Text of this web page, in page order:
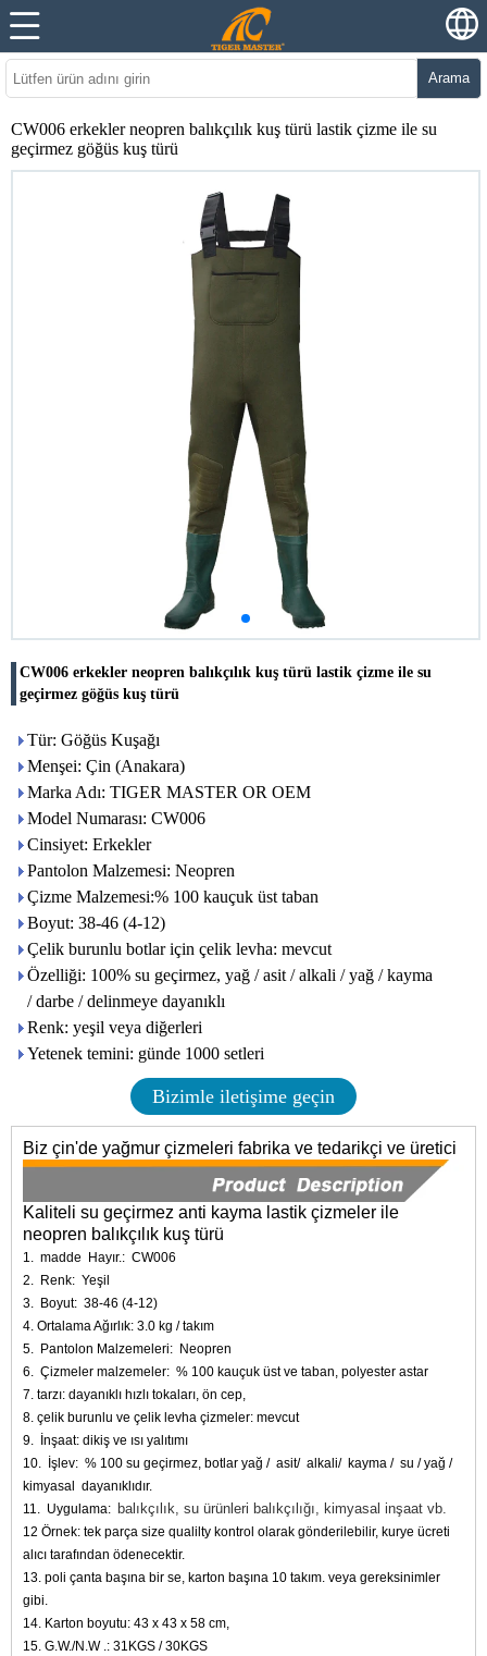
Arama
CW006 erkekler neopren balıkçılık kuş türü lastik çizme ile su
geçirmez göğüs kuş türü
CW006 erkekler neopren balıkçılık kuş türü lastik çizme ile su
geçirmez göğüs kuş türü
Tür: Göğüs Kuşağı
Menşei: Çin (Anakara)
Marka Adı: TIGER MASTER OR OEM
Model Numarası: CW006
Cinsiyet: Erkekler
Pantolon Malzemesi: Neopren
Çizme Malzemesi:% 100 kauçuk üst taban
Boyut: 38-46 (4-12)
Çelik burunlu botlar için çelik levha: mevcut
Özelliği: 100% su geçirmez, yağ / asit / alkali / yağ / kayma
/ darbe / delinmeye dayanıklı
Renk: yeşil veya diğerleri
Yetenek temini: günde 1000 setleri
Bizimle iletişime geçin
Biz çin'de yağmur çizmeleri fabrika ve tedarikçi ve üretici
Kaliteli su geçirmez anti kayma lastik çizmeler ile
neopren balıkçılık kuş türü
1. madde Hayır.: CW006
2. Renk: Yeşil
3. Boyut: 38-46 (4-12)
4. Ortalama Ağırlık: 3.0 kg / takım
5. Pantolon Malzemeleri: Neopren
6. Çizmeler malzemeler: % 100 kauçuk üst ve taban, polyester astar
7. tarzı: dayanıklı hızlı tokaları, ön cep,
8. çelik burunlu ve çelik levha çizmeler: mevcut
9. İnşaat: dikiş ve ısı yalıtımı
10. İşlev: % 100 su geçirmez, botlar yağ /asit/alkali/kayma /su / yağ /
kimyasal dayanıklıdır.
11. Uygulama: balıkçılık, su ürünleri balıkçılığı, kimyasal inşaat vb.
12 Örnek: tek parça size qualilty kontrol olarak gönderilebilir, kurye ücreti
alıcı tarafından ödenecektir.
13. poli çanta başına bir se, karton başına 10 takım. veya gereksinimler
gibi.
14. Karton boyutu: 43 x 43 x 58 cm,
15. G.W./N.W .: 31KGS / 30KGS